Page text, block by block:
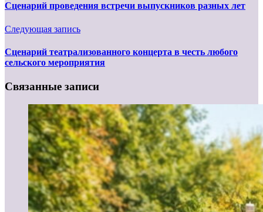
Сценарий проведения встречи выпускников разных лет
Следующая запись
Сценарий театрализованного концерта в честь любого
сельского мероприятия
Связанные записи